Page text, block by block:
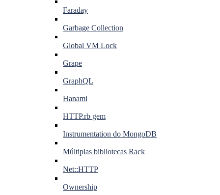
Faraday
Garbage Collection
Global VM Lock
Grape
GraphQL
Hanami
HTTP.rb gem
Instrumentation do MongoDB
Múltiplas bibliotecas Rack
Net::HTTP
Ownership